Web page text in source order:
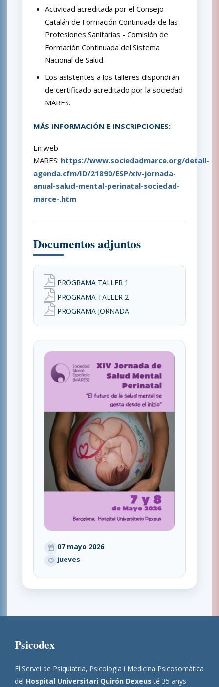
Actividad acreditada por el Consejo
Catalán de Formación Continuada de las
Profesiones Sanitarias - Comisión de
Formación Continuada del Sistema
Nacional de Salud.
Los asistentes a los talleres dispondrán
de certificado acreditado por la sociedad
MARES.
MÁS INFORMACIÓN E INSCRIPCIONES:
En web
MARES: https://www.sociedadmarce.org/detall-
agenda.cfm/ID/21890/ESP/xiv-jornada-
anual-salud-mental-perinatal-sociedad-
marce-.htm
Documentos adjuntos
PROGRAMA TALLER 1
PROGRAMA TALLER 2
PROGRAMA JORNADA
07 mayo 2026
jueves
Psicodex
El Servei de Psiquiatria, Psicologia i Medicina Psicosomàtica
del Hospital Universitari Quirón Dexeus té 35 anys